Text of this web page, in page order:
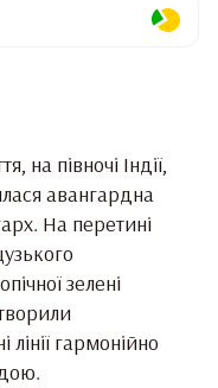
на півночі Індії,
авангардна
На перетині
зелені
лінії гармонійно